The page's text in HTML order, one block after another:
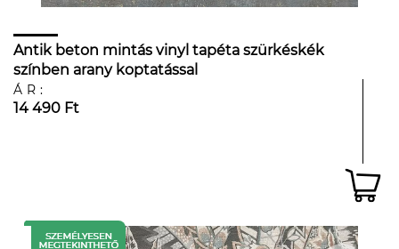
Antik beton mintás vinyl tapéta szürkéskék
színben arany koptatással
ÁR:
14 490 Ft